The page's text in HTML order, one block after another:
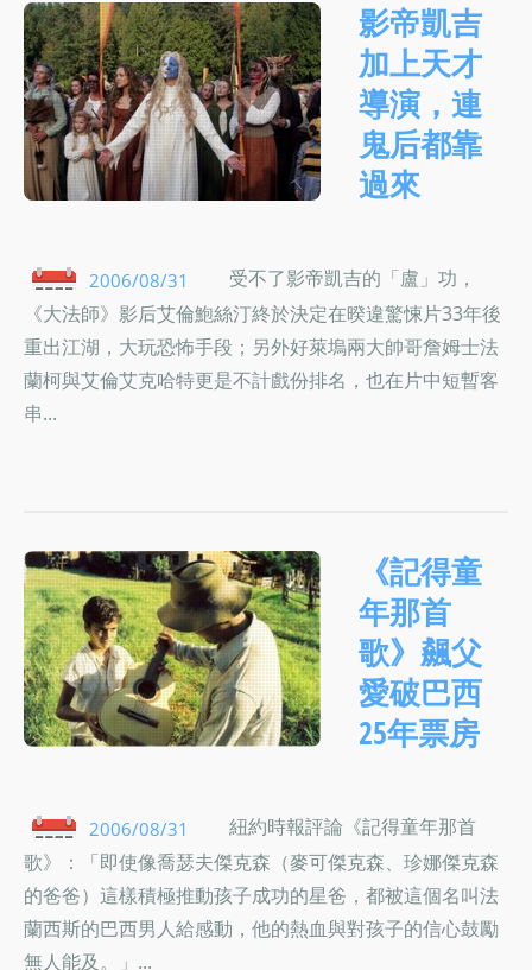
影帝凱吉
加上天才
導演，連
鬼后都靠
過來
2006/08/31
受不了影帝凱吉的「盧」功，
《大法師》影后艾倫鮑絲汀終於決定在暌違驚悚片33年後
重出江湖，大玩恐怖手段；另外好萊塢兩大帥哥詹姆士法
蘭柯與艾倫艾克哈特更是不計戲份排名，也在片中短暫客
串...
《記得童
年那首
歌》飆父
愛破巴西
25年票房
2006/08/31
紐約時報評論《記得童年那首
歌》：「即使像喬瑟夫傑克森（麥可傑克森、珍娜傑克森
的爸爸）這樣積極推動孩子成功的星爸，都被這個名叫法
蘭西斯的巴西男人給感動，他的熱血與對孩子的信心鼓勵
無人能及。」...